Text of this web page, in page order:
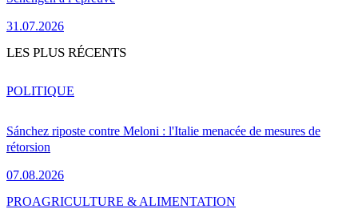
31.07.2026
LES PLUS RÉCENTS
Sánchez riposte contre Meloni : l'Italie menacée de mesures de
rétorsion
07.08.2026
POLITIQUE
PROAGRICULTURE & ALIMENTATION